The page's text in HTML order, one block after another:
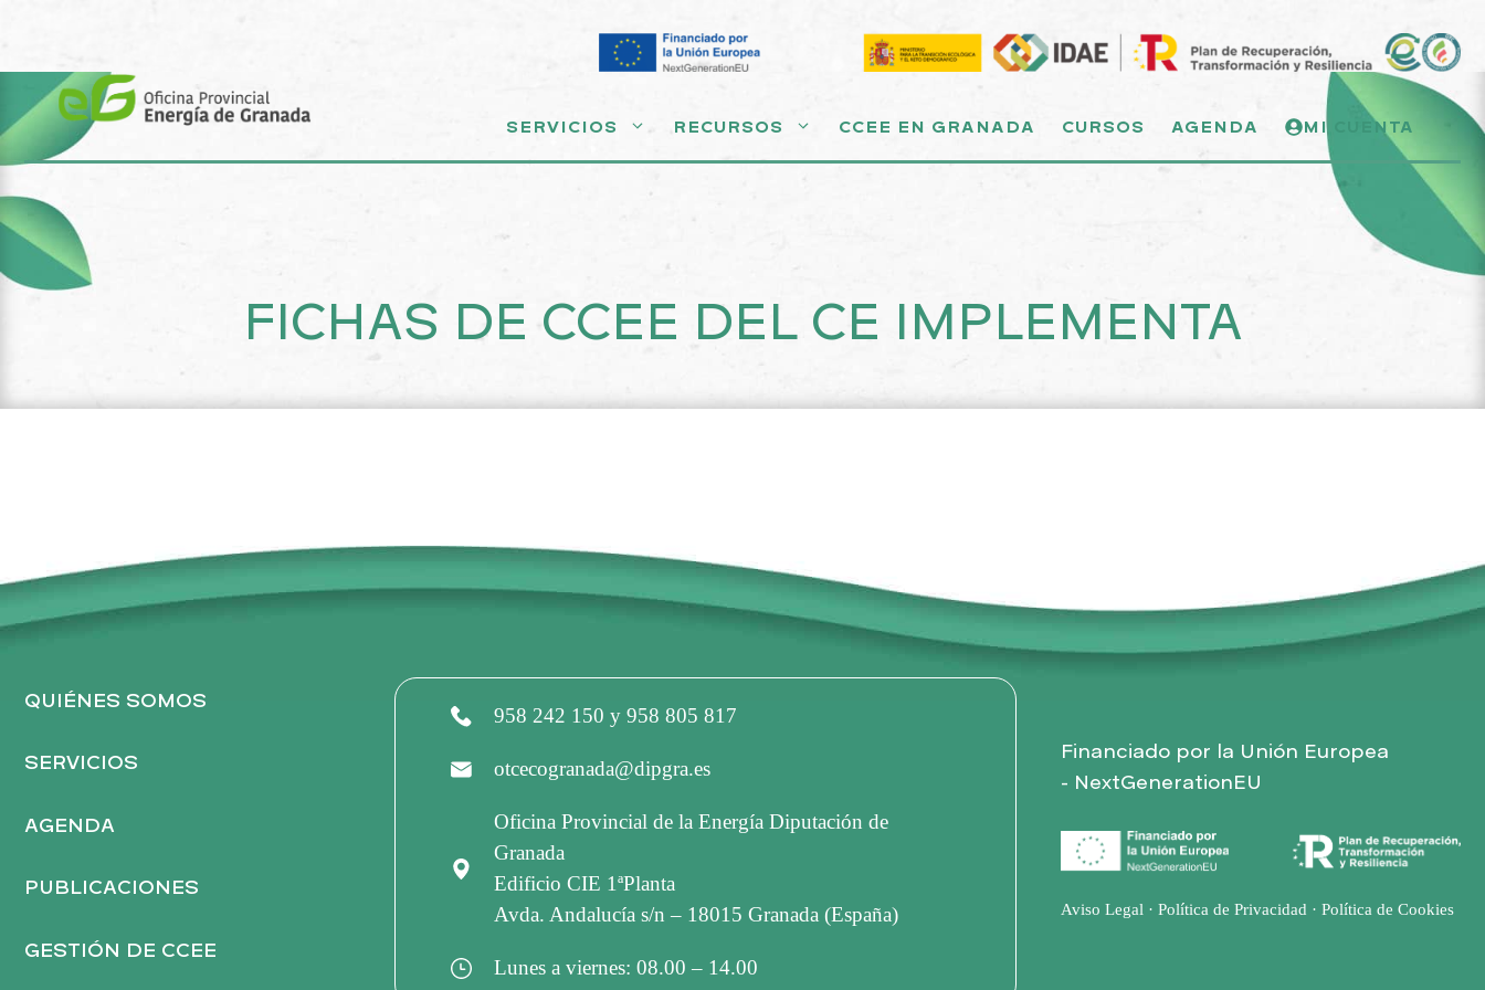
contenido
SERVICIOS RECURSOS CCEE EN GRANADA CURSOS AGENDA MI CUENTA
FICHAS DE CCEE DEL CE IMPLEMENTA
QUIÉNES SOMOS
SERVICIOS
AGENDA
PUBLICACIONES
GESTIÓN DE CCEE
958 242 150 y 958 805 817
otcecogranada@dipgra.es
Oficina Provincial de la Energía Diputación de
Granada
Edificio CIE 1ªPlanta
Avda. Andalucía s/n – 18015 Granada (España)
Lunes a viernes: 08.00 – 14.00
Financiado por la Unión Europea
- NextGenerationEU
Aviso Legal · Política de Privacidad · Política de Cookies